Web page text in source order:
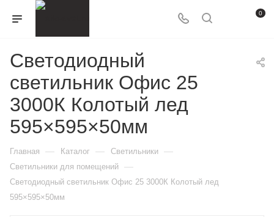
0
Светодиодный
светильник Офис 25
3000К Колотый лед
595×595×50мм
Главная — Каталог — Светильники —
Светильники для помещений —
Светодиодный светильник Офис 25 3000К Колотый лед
595×595×50мм